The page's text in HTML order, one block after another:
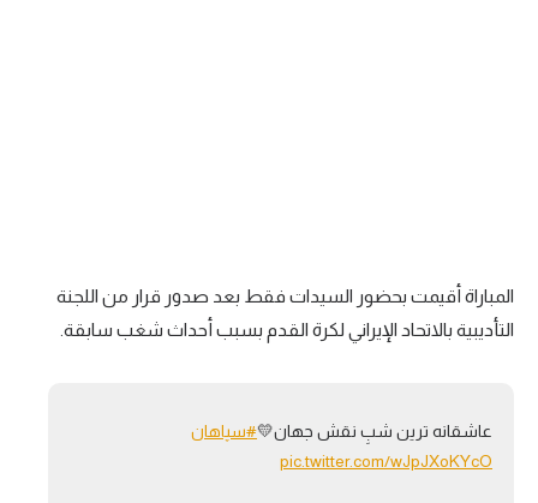
حكايات في الجول
كويز في الجول
المباراة أقيمت بحضور السيدات فقط بعد صدور قرار من اللجنة
التأديبية بالاتحاد الإيراني لكرة القدم بسبب أحداث شغب سابقة.
عاشقانه ترین شبِ نقش جهان💛#سپاهان
pic.twitter.com/wJpJXoKYcO